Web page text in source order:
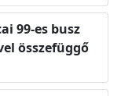
99-es busz
összefüggő